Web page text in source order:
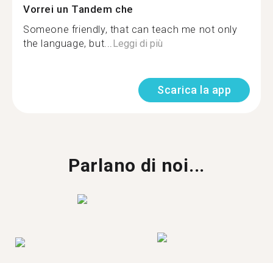
Vorrei un Tandem che
Someone friendly, that can teach me not only
the language, but...Leggi di più
Scarica la app
Parlano di noi...